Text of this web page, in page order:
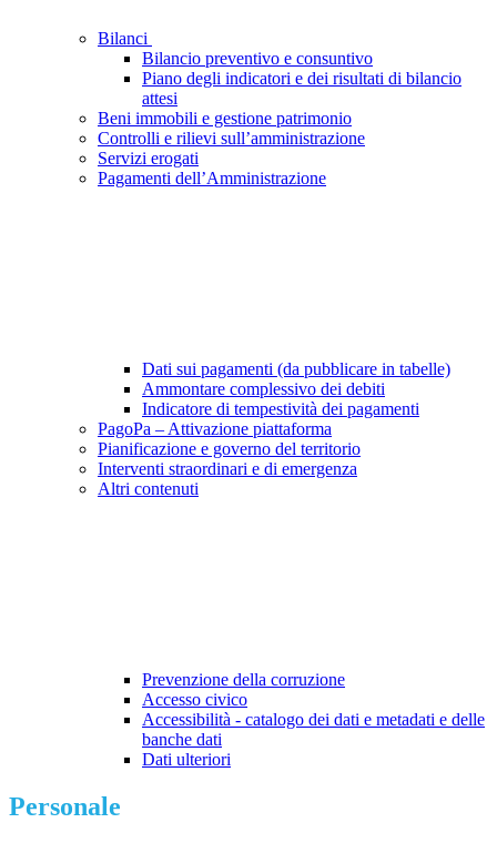
Bilanci
Bilancio preventivo e consuntivo
Piano degli indicatori e dei risultati di bilancio
attesi
Beni immobili e gestione patrimonio
Controlli e rilievi sull’amministrazione
Servizi erogati
Pagamenti dell’Amministrazione
Dati sui pagamenti (da pubblicare in tabelle)
Ammontare complessivo dei debiti
Indicatore di tempestività dei pagamenti
PagoPa – Attivazione piattaforma
Pianificazione e governo del territorio
Interventi straordinari e di emergenza
Altri contenuti
Prevenzione della corruzione
Accesso civico
Accessibilità - catalogo dei dati e metadati e delle
banche dati
Dati ulteriori
Personale